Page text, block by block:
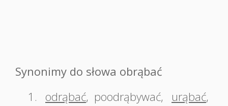
Synonimy do słowa obrąbać
1.
odrąbać, poodrąbywać, urąbać,